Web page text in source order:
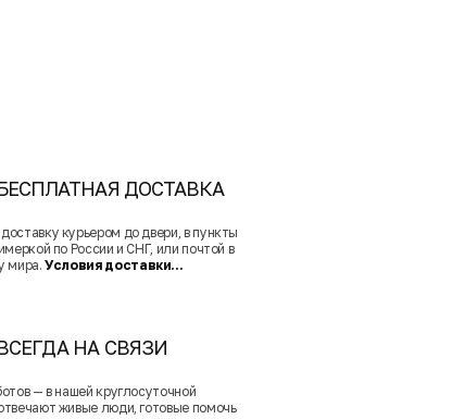
ДОСТАВКА
курьером до двери, в пункты
по России и СНГ, или почтой в
мира.Условия доставки...
НА СВЯЗИ
— в нашей круглосуточной
живые люди, готовые помочь